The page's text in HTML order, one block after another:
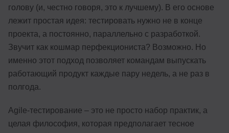
голову (и, честно говоря, это к лучшему). В его основе
лежит простая идея: тестировать нужно не в конце
проекта, а постоянно, параллельно с разработкой.
Звучит как кошмар перфекциониста? Возможно. Но
именно этот подход позволяет командам выпускать
работающий продукт каждые пару недель, а не раз в
полгода.
Agile-тестирование – это не просто набор практик, а
целая философия, которая предполагает тесное